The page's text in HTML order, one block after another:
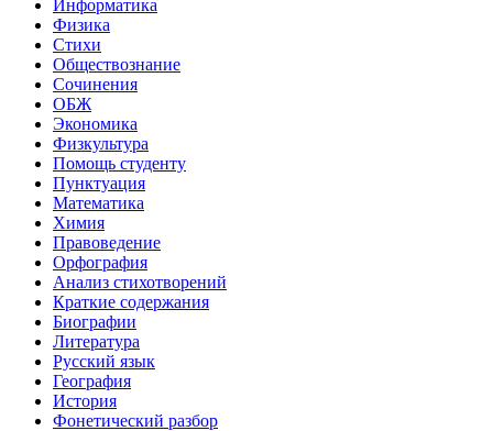
Информатика
Физика
Стихи
Обществознание
Сочинения
ОБЖ
Экономика
Физкультура
Помощь студенту
Пунктуация
Математика
Химия
Правоведение
Орфография
Анализ стихотворений
Краткие содержания
Биографии
Литература
Русский язык
География
История
Фонетический разбор